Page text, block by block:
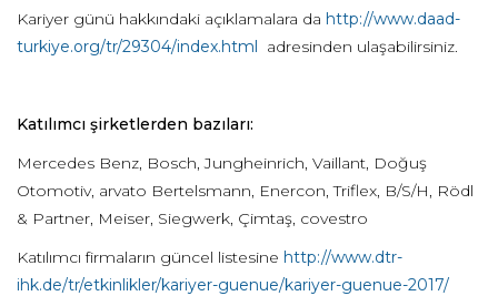
Kariyer günü hakkındaki açıklamalara da http://www.daad-
turkiye.org/tr/29304/index.html adresinden ulaşabilirsiniz.
Katılımcı şirketlerden bazıları:
Mercedes Benz, Bosch, Jungheinrich, Vaillant, Doğuş
Otomotiv, arvato Bertelsmann, Enercon, Triflex, B/S/H, Rödl
& Partner, Meiser, Siegwerk, Çimtaş, covestro
Katılımcı firmaların güncel listesine http://www.dtr-
ihk.de/tr/etkinlikler/kariyer-guenue/kariyer-guenue-2017/